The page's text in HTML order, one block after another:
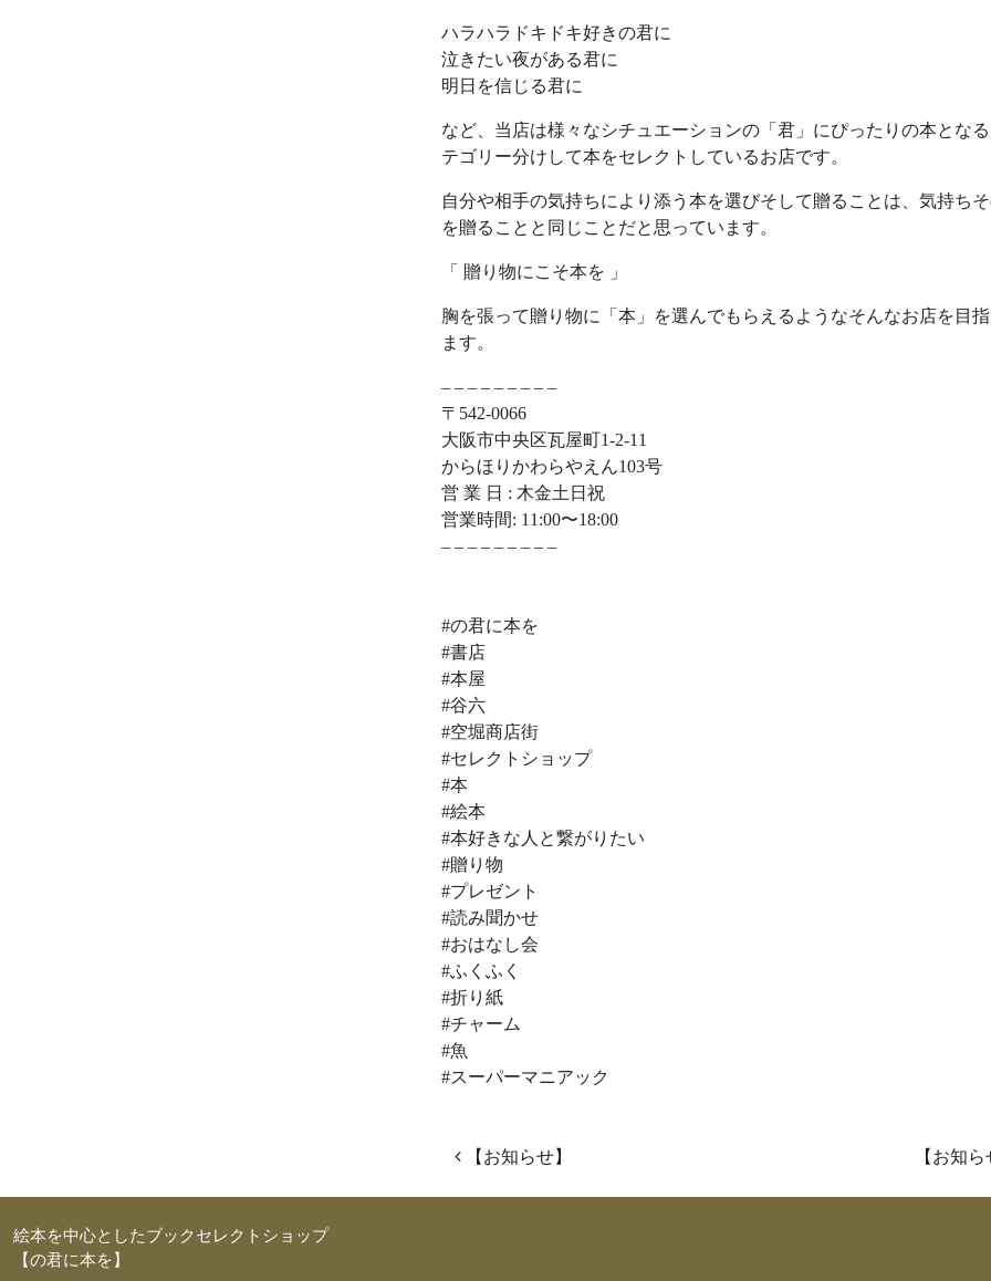
ハラハラドキドキ好きの君に
泣きたい夜がある君に
明日を信じる君に
など、当店は様々なシチュエーションの「君」にぴったりの本とな
テゴリー分けして本をセレクトしているお店です。
自分や相手の気持ちにより添う本を選びそして贈ることは、気持ち
を贈ることと同じことだと思っています。
「 贈り物にこそ本を 」
胸を張って贈り物に「本」を選んでもらえるようなそんなお店を目
ます。
– – – – – – – – –
〒542-0066
大阪市中央区瓦屋町1-2-11
からほりかわらやえん103号
営 業 日 : 木金土日祝
営業時間: 11:00〜18:00
– – – – – – – – –
#の君に本を
#書店
#本屋
#谷六
#空堀商店街
#セレクトショップ
#本
#絵本
#本好きな人と繋がりたい
#贈り物
#プレゼント
#読み聞かせ
#おはなし会
#ふくふく
#折り紙
#チャーム
#魚
#スーパーマニアック
投稿ナビゲーション
【お知らせ】 【お知
絵本を中心としたブックセレクトショップ
【の君に本を】